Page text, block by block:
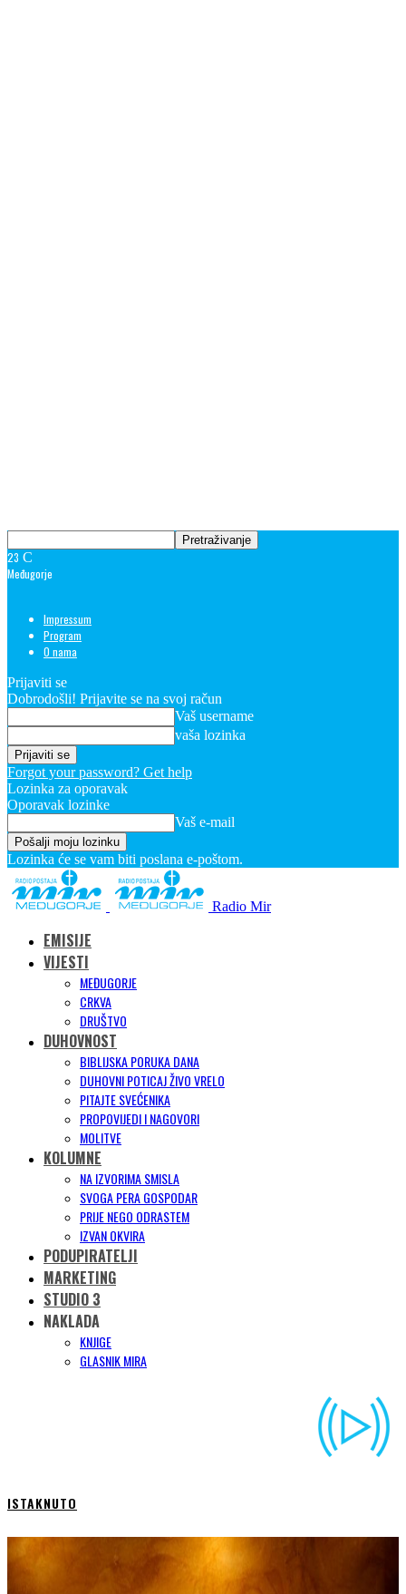
23 C
Međugorje
Impressum
Program
O nama
Prijaviti se
Dobrodošli! Prijavite se na svoj račun
Vaš username
vaša lozinka
Forgot your password? Get help
Lozinka za oporavak
Oporavak lozinke
Vaš e-mail
Lozinka će se vam biti poslana e-poštom.
Radio Mir
EMISIJE
VIJESTI
MEĐUGORJE
CRKVA
DRUŠTVO
DUHOVNOST
BIBLIJSKA PORUKA DANA
DUHOVNI POTICAJ ŽIVO VRELO
PITAJTE SVEĆENIKA
PROPOVIJEDI I NAGOVORI
MOLITVE
KOLUMNE
NA IZVORIMA SMISLA
SVOGA PERA GOSPODAR
PRIJE NEGO ODRASTEM
IZVAN OKVIRA
PODUPIRATELJI
MARKETING
STUDIO 3
NAKLADA
KNJIGE
GLASNIK MIRA
ISTAKNUTO